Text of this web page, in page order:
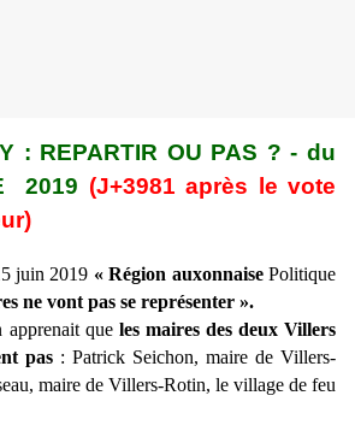
: REPARTIR OU PAS ? - du
2019 (J+3981 après le vote
juin 2019 « Région auxonnaisePolitique
ne vont pas se représenter ».
que les maires des deux Villers
pas : Patrick Seichon, maire de Villers-
maire de Villers-Rotin, le village de feu